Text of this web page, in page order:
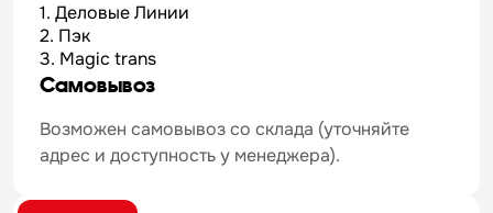
1. Деловые Линии
2. Пэк
3. Magic trans
Самовывоз
Возможен самовывоз со склада (уточняйте
адрес и доступность у менеджера).